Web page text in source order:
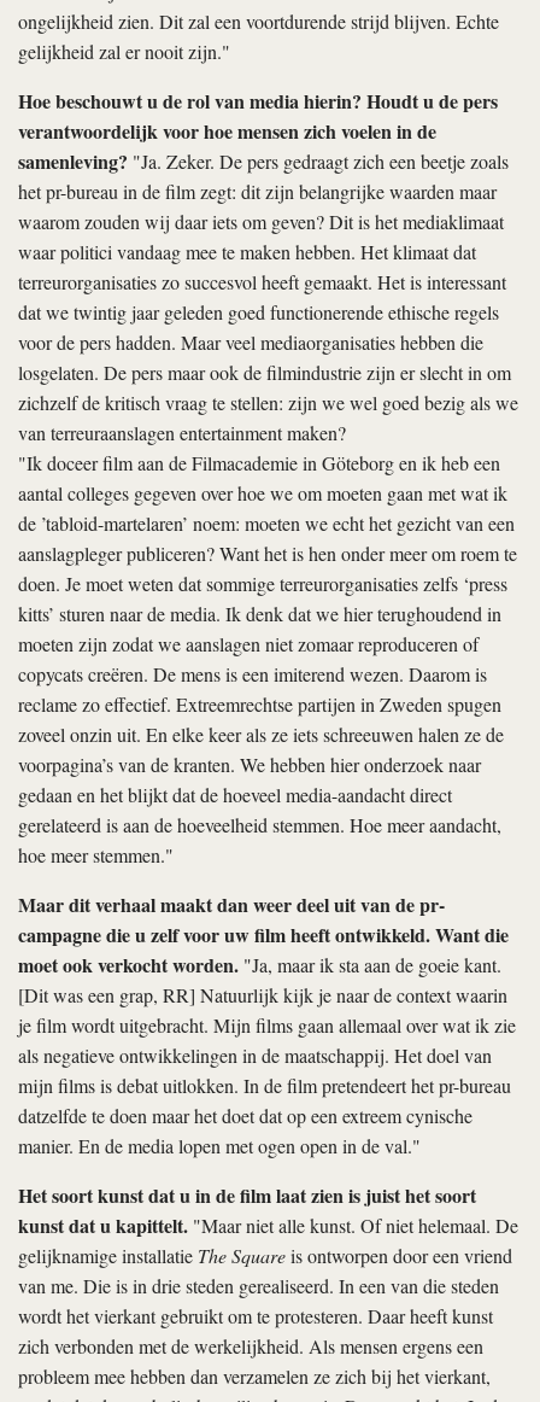
ongelijkheid zien. Dit zal een voortdurende strijd blijven. Echte
gelijkheid zal er nooit zijn."
Hoe beschouwt u de rol van media hierin? Houdt u de pers
verantwoordelijk voor hoe mensen zich voelen in de
samenleving? "Ja. Zeker. De pers gedraagt zich een beetje zoals
het pr-bureau in de film zegt: dit zijn belangrijke waarden maar
waarom zouden wij daar iets om geven? Dit is het mediaklimaat
waar politici vandaag mee te maken hebben. Het klimaat dat
terreurorganisaties zo succesvol heeft gemaakt. Het is interessant
dat we twintig jaar geleden goed functionerende ethische regels
voor de pers hadden. Maar veel mediaorganisaties hebben die
losgelaten. De pers maar ook de filmindustrie zijn er slecht in om
zichzelf de kritisch vraag te stellen: zijn we wel goed bezig als we
van terreuraanslagen entertainment maken?
"Ik doceer film aan de Filmacademie in Göteborg en ik heb een
aantal colleges gegeven over hoe we om moeten gaan met wat ik
de ’tabloid-martelaren’ noem: moeten we echt het gezicht van een
aanslagpleger publiceren? Want het is hen onder meer om roem te
doen. Je moet weten dat sommige terreurorganisaties zelfs ‘press
kitts’ sturen naar de media. Ik denk dat we hier terughoudend in
moeten zijn zodat we aanslagen niet zomaar reproduceren of
copycats creëren. De mens is een imiterend wezen. Daarom is
reclame zo effectief. Extreemrechtse partijen in Zweden spugen
zoveel onzin uit. En elke keer als ze iets schreeuwen halen ze de
voorpagina’s van de kranten. We hebben hier onderzoek naar
gedaan en het blijkt dat de hoeveel media-aandacht direct
gerelateerd is aan de hoeveelheid stemmen. Hoe meer aandacht,
hoe meer stemmen."
Maar dit verhaal maakt dan weer deel uit van de pr-
campagne die u zelf voor uw film heeft ontwikkeld. Want die
moet ook verkocht worden. "Ja, maar ik sta aan de goeie kant.
[Dit was een grap, RR] Natuurlijk kijk je naar de context waarin
je film wordt uitgebracht. Mijn films gaan allemaal over wat ik zie
als negatieve ontwikkelingen in de maatschappij. Het doel van
mijn films is debat uitlokken. In de film pretendeert het pr-bureau
datzelfde te doen maar het doet dat op een extreem cynische
manier. En de media lopen met ogen open in de val."
Het soort kunst dat u in de film laat zien is juist het soort
kunst dat u kapittelt. "Maar niet alle kunst. Of niet helemaal. De
gelijknamige installatie The Squareis ontworpen door een vriend
van me. Die is in drie steden gerealiseerd. In een van die steden
wordt het vierkant gebruikt om te protesteren. Daar heeft kunst
zich verbonden met de werkelijkheid. Als mensen ergens een
probleem mee hebben dan verzamelen ze zich bij het vierkant,